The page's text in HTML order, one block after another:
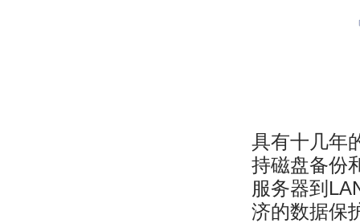
具有十几年
持磁盘备份
服务器到
济的数据保